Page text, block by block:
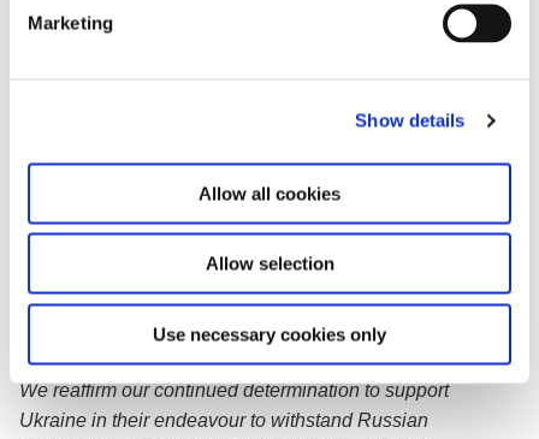
Marketing
Show details
Allow all cookies
Allow selection
Use necessary cookies only
”Dette samarbejde vidner om det store sammenhold og
Læs joint statement med Nederlandene og Tyskland her:
Starting a new Leopard Initiative
Joint Statement by the Defence Ministers of Denmark,
Germany and the Netherlands:
We reaffirm our continued determination to support
Ukraine in their endeavour to withstand Russian